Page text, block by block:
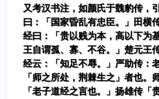
又考汉书注，如颜氏于魏豹传，
曰：「国家昏乱有忠臣。」田横
经曰：「贵以贱为本，高以下为
王自谓孤、寡、不谷。」楚元王
经云：「知足不辱。」严助传：
「师之所处，荆棘生之」者也。
「老子道经之言也。」扬雄传「